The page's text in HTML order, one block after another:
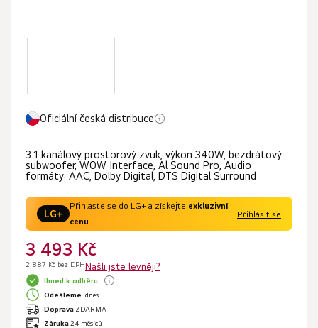
Oficiální česká distribuce
3.1 kanálový prostorový zvuk, výkon 340W, bezdrátový
subwoofer, WOW Interface, Al Sound Pro, Audio
formáty: AAC, Dolby Digital, DTS Digital Surround
LG+
Přihlaste se do LG+ a získejte exkluzivní
cenu
Přihlásit se
3 493 Kč
2 887 Kč bez DPHNašli jste levněji?
Ihned k odběru
Odešleme dnes
Doprava ZDARMA
Záruka 24 měsíců